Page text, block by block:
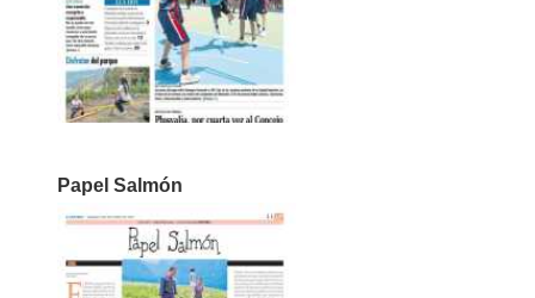
Papel Salmón